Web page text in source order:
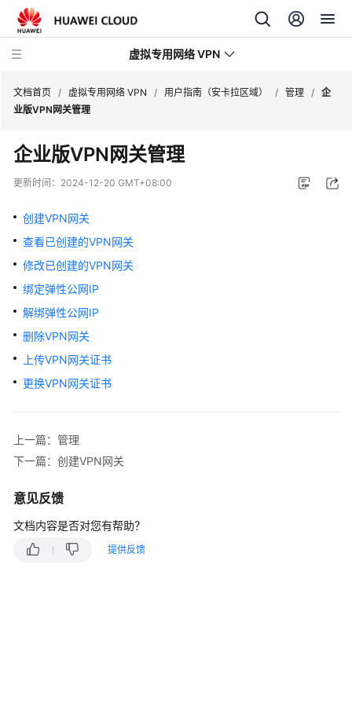
虚拟专用网络 VPN
最
新
动
品
介
绍
计
费
说
明
入
门
用
指
南
文档首页 / 虚拟专用网络 VPN / 用户指南（安卡拉区域） / 管理 / 企
业版VPN网关管理
企业版VPN网关管理
更新时间： 2024-12-20 GMT+08:00
创建VPN网关
查看已创建的VPN网关
修改已创建的VPN网关
绑定弹性公网IP
解绑弹性公网IP
删除VPN网关
上传VPN网关证书
更换VPN网关证书
上一篇：管理
下一篇：创建VPN网关
意见反馈
文档内容是否对您有帮助？
提供反馈